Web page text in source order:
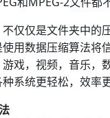
仅仅是文件夹中的
用数据压缩算法将
戏，视频，音乐，
系统更轻松，效率更